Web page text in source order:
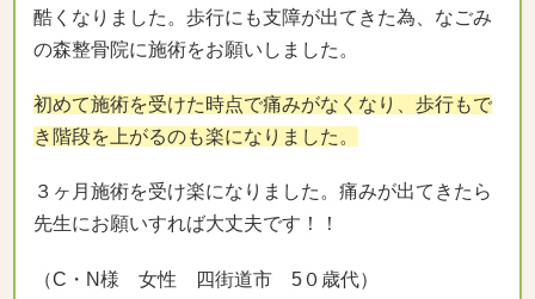
酷くなりました。歩行にも支障が出てきた為、なごみ
の森整骨院に施術をお願いしました。
初めて施術を受けた時点で痛みがなくなり、歩行もで
き階段を上がるのも楽になりました。
３ヶ月施術を受け楽になりました。痛みが出てきたら
先生にお願いすれば大丈夫です！！
（C・N様 女性 四街道市 5０歳代）